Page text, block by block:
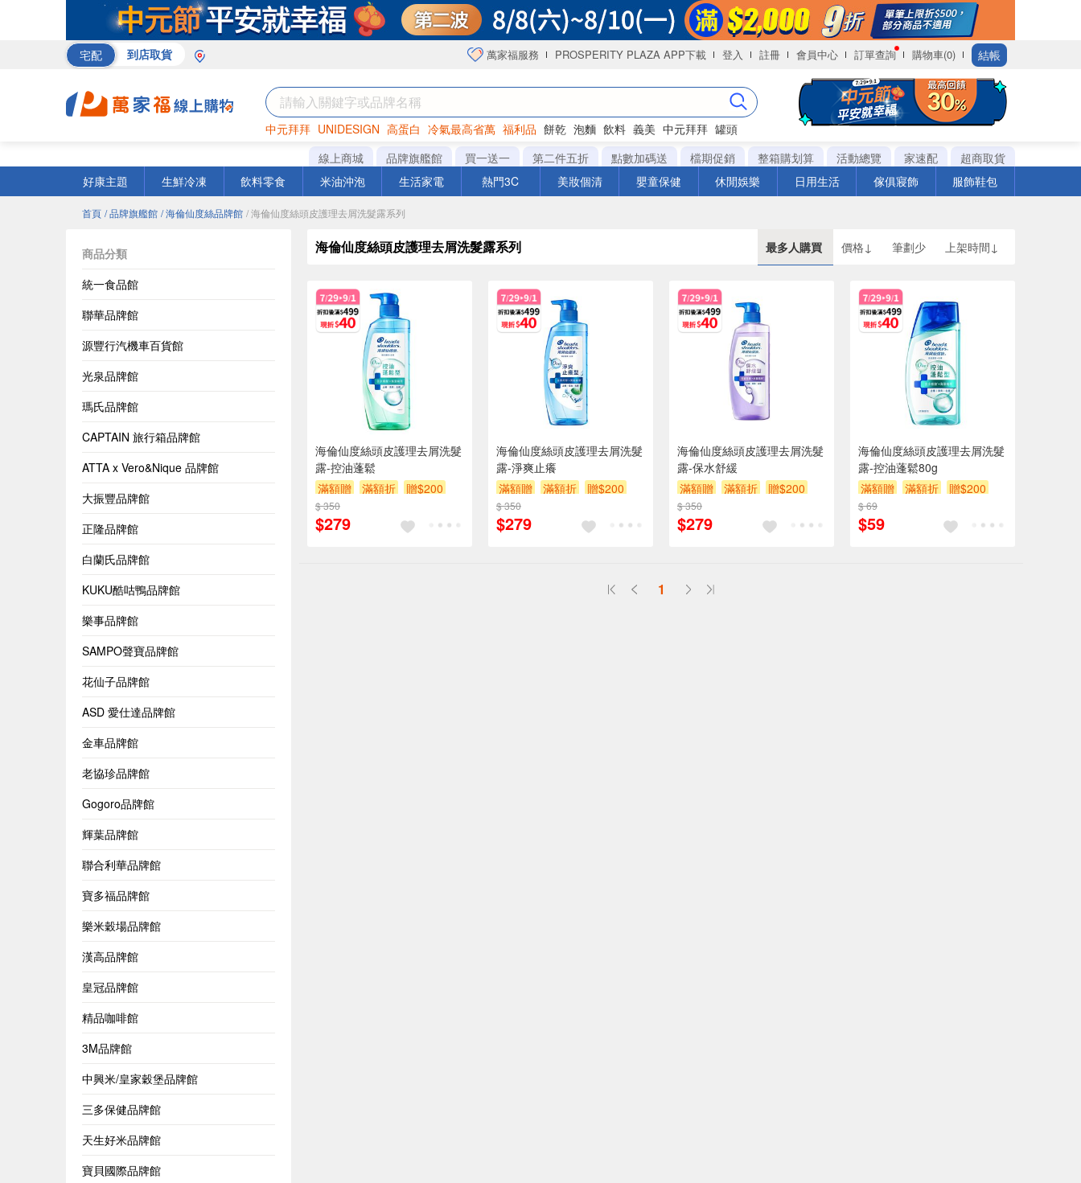
宅配 到店取貨 萬家福服務 PROSPERITY PLAZA APP下載 登入 註冊 會員中心 訂單查詢 購物車(0) 結帳
中元拜拜 UNIDESIGN 高蛋白 冷氣最高省萬 福利品 餅乾 泡麵 飲料 義美 中元拜拜 罐頭
巧克力 海苔 衛生紙
線上商城 品牌旗艦館 買一送一 第二件五折 點數加碼送 檔期促銷 整箱購划算 活動總覽 家速配
超商取貨
好康主題
生鮮冷凍 飲料零食 米油沖泡 生活家電 熱門3C 美妝個清 嬰童保健 休閒娛樂 日用生活 傢俱寢飾 服飾鞋包
首頁 / 品牌旗艦館 / 海倫仙度絲品牌館 / 海倫仙度絲頭皮護理去屑洗髮露系列
商品分類
統一食品館
聯華品牌館
源豐行汽機車百貨館
光泉品牌館
瑪氏品牌館
CAPTAIN 旅行箱品牌館
ATTA x Vero&Nique 品牌館
大振豐品牌館
正隆品牌館
白蘭氏品牌館
KUKU酷咕鴨品牌館
樂事品牌館
SAMPO聲寶品牌館
花仙子品牌館
ASD 愛仕達品牌館
金車品牌館
老協珍品牌館
Gogoro品牌館
輝葉品牌館
聯合利華品牌館
寶多福品牌館
樂米穀場品牌館
漢高品牌館
皇冠品牌館
精品咖啡館
3M品牌館
中興米/皇家穀堡品牌館
三多保健品牌館
天生好米品牌館
寶貝國際品牌館
海倫仙度絲頭皮護理去屑洗髮露系列 最多人購買 價格↓ 筆劃少 上架時間↓
海倫仙度絲頭皮護理去屑洗髮
露-控油蓬鬆
滿額贈
滿額折 贈$200
$ 350
$279
海倫仙度絲頭皮護理去屑洗髮
露-淨爽止癢
滿額贈
滿額折 贈$200
$ 350
$279
海倫仙度絲頭皮護理去屑洗髮
露-保水舒緩
滿額贈
滿額折 贈$200
$ 350
$279
海倫仙度絲頭皮護理去屑洗髮
露-控油蓬鬆80g
滿額贈
滿額折 贈$200
$ 69
$59
1